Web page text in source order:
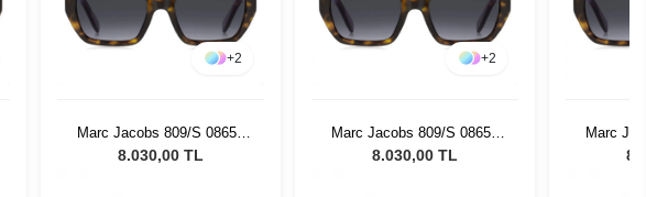
+2
Marc Jacobs 809/S 08654
Kadın Güneş Gözlüğü
8.030,00 TL
+2
Marc Jacobs 809/S 08654
Kadın Güneş Gözlüğü
8.030,00 TL
Marc